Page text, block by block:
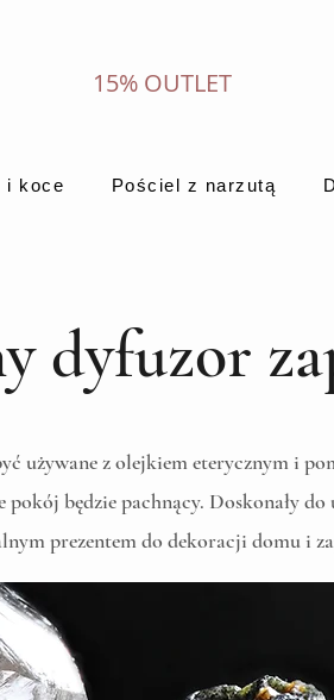
15% OUTLET
i koce Pościel z narzutą
dyfuzor
używane z olejkiem eterycznym i
będzie pachnący. Doskonały
prezentem do dekoracji domu i